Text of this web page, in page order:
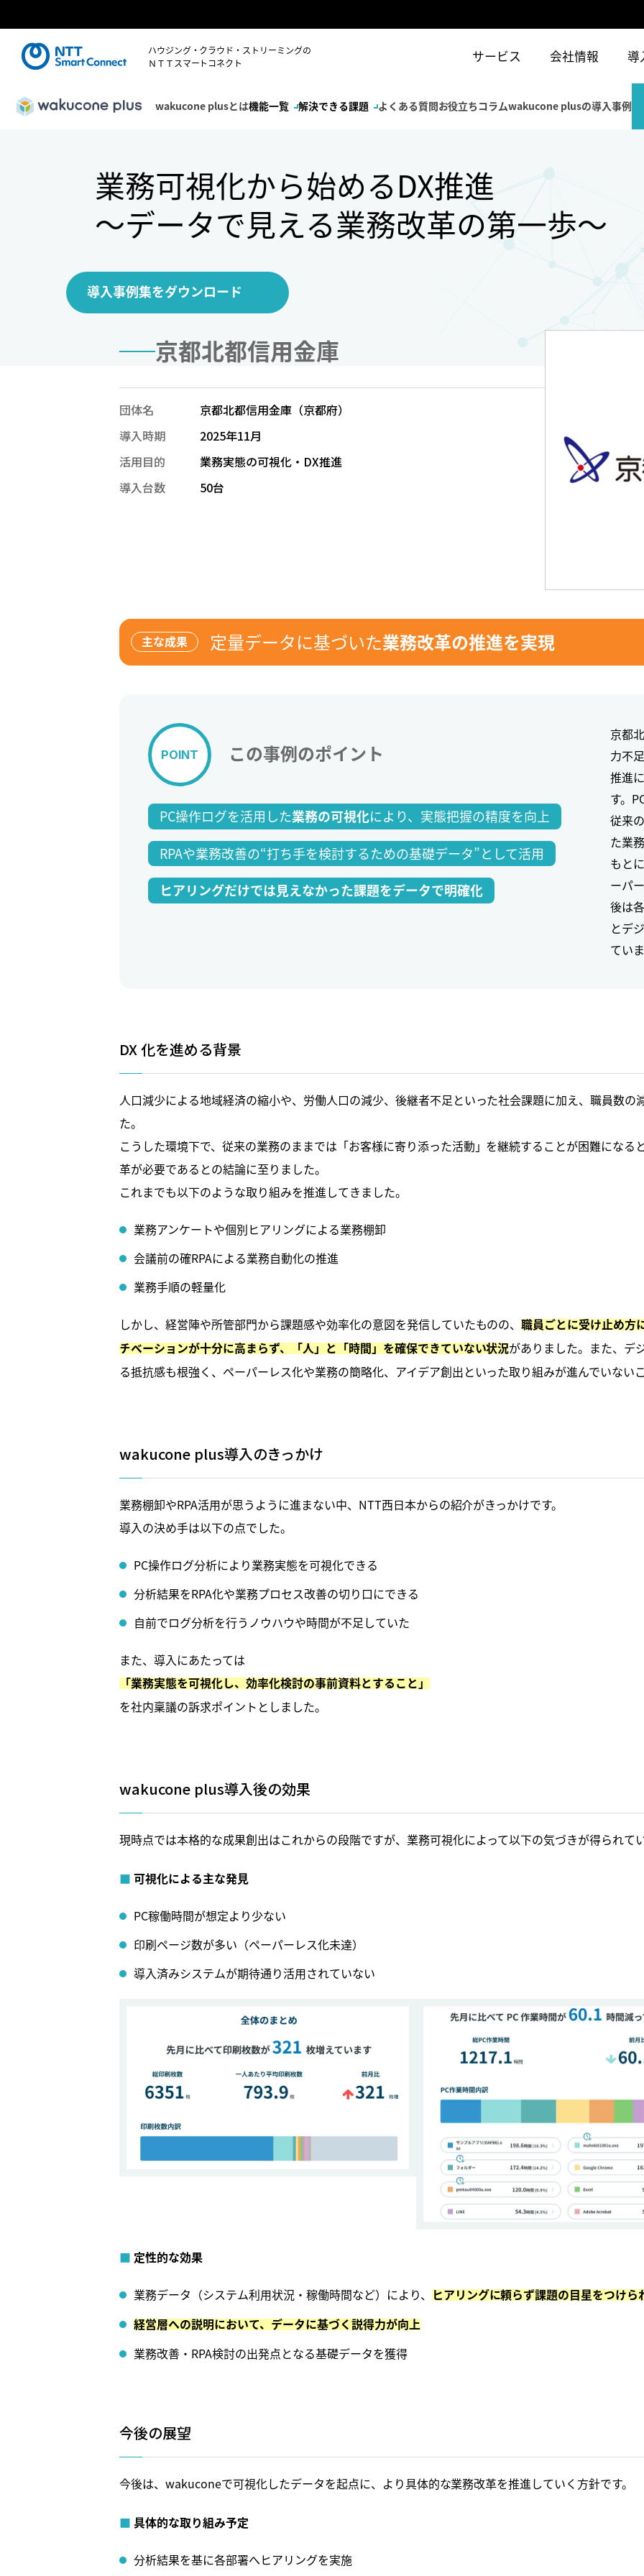
ハウジング・クラウド・ストリーミングの
ＮＴＴスマートコネクト
サービス 会社情報 導
wakucone plusとは機能一覧 解決できる課題 よくある質問 お役立ちコラムwakucone plusの導入事例
業務可視化から始めるDX推進
～データで見える業務改革の第一歩～
導入事例集をダウンロード
京都北都信用金庫
団体名
京都北都信用金庫（京都府）
導入時期
2025年11月
活用目的
業務実態の可視化・DX推進
導入台数
50台
主な成果 定量データに基づいた業務改革の推進を実現
POINT この事例のポイント
PC操作ログを活用した業務の可視化により、実態把握の精度を向上
RPAや業務改善の“打ち手を検討するための基礎データ”として活用
ヒアリングだけでは見えなかった課題をデータで明確化
京都
力不
推進
す。
従来
た業
もと
ーパ
後は
とデ
てい
DX 化を進める背景
人口減少による地域経済の縮小や、労働人口の減少、後継者不足といった社会課題に加え、職員数の
た。
こうした環境下で、従来の業務のままでは「お客様に寄り添った活動」を継続することが困難になる
革が必要であるとの結論に至りました。
これまでも以下のような取り組みを推進してきました。
業務アンケートや個別ヒアリングによる業務棚卸
会議前の確RPAによる業務自動化の推進
業務手順の軽量化
しかし、経営陣や所管部門から課題感や効率化の意図を発信していたものの、職員ごとに受け止め方
チベーションが十分に高まらず、「人」と「時間」を確保できていない状況がありました。また、デ
る抵抗感も根強く、ペーパーレス化や業務の簡略化、アイデア創出といった取り組みが進んでいない
wakucone plus導入のきっかけ
業務棚卸やRPA活用が思うように進まない中、NTT西日本からの紹介がきっかけです。
導入の決め手は以下の点でした。
PC操作ログ分析により業務実態を可視化できる
分析結果をRPA化や業務プロセス改善の切り口にできる
自前でログ分析を行うノウハウや時間が不足していた
また、導入にあたっては
「業務実態を可視化し、効率化検討の事前資料とすること」
を社内稟議の訴求ポイントとしました。
wakucone plus導入後の効果
現時点では本格的な成果創出はこれからの段階ですが、業務可視化によって以下の気づきが得られて
可視化による主な発見
PC稼働時間が想定より少ない
印刷ページ数が多い（ペーパーレス化未達）
導入済みシステムが期待通り活用されていない
定性的な効果
業務データ（システム利用状況・稼働時間など）により、 ヒアリングに頼らず課題の目星をつけら
経営層への説明において、データに基づく説得力が向上
業務改善・RPA検討の出発点となる基礎データを獲得
今後の展望
今後は、wakuconeで可視化したデータを起点に、より具体的な業務改革を推進していく方針です。
具体的な取り組み予定
分析結果を基に各部署へヒアリングを実施